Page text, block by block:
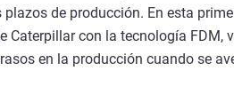
de producción. En esta
Caterpillar con la tecnología FDM,
en la producción cuando se